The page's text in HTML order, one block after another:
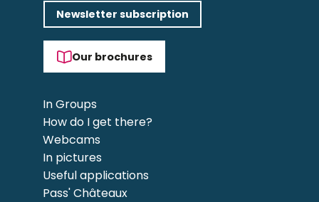
Newsletter subscription
Our brochures
In Groups
How do I get there?
Webcams
In pictures
Useful applications
Pass' Châteaux